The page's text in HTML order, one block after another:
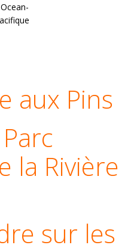
aux Pins
la Rivière
sur les